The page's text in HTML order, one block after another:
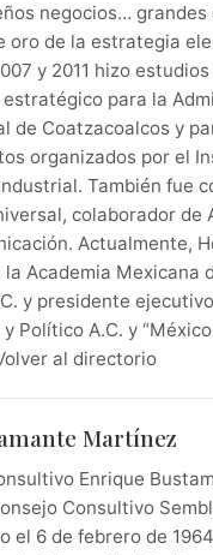
negocios… grandes
oro de la estrategia
y 2011 hizo estudios
para la
de Coatzacoalcos y
organizados por el
También fue
colaborador de
Actualmente,
Academia Mexicana
y presidente
Político A.C. y
al directorio
Martínez
Enrique
Consultivo
el 6 de febrero de